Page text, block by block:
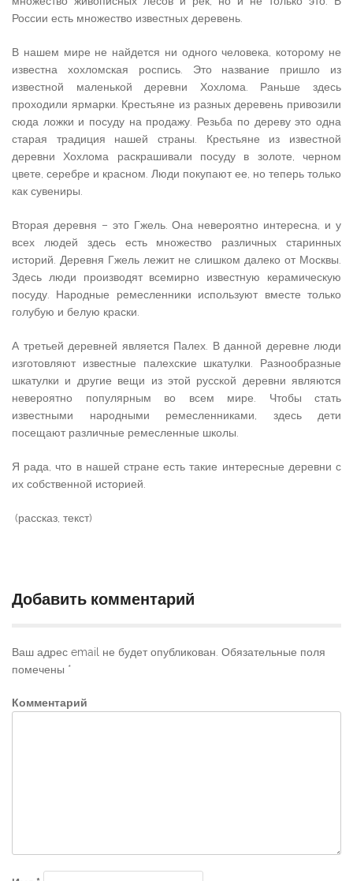
России есть множество известных деревень.
В нашем мире не найдется ни одного человека, которому не
известна хохломская роспись. Это название пришло из
известной маленькой деревни Хохлома. Раньше здесь
проходили ярмарки. Крестьяне из разных деревень привозили
сюда ложки и посуду на продажу. Резьба по дереву это одна
старая традиция нашей страны. Крестьяне из известной
деревни Хохлома раскрашивали посуду в золоте, черном
цвете, серебре и красном. Люди покупают ее, но теперь только
как сувениры.
Вторая деревня – это Гжель. Она невероятно интересна, и у
всех людей здесь есть множество различных старинных
историй. Деревня Гжель лежит не слишком далеко от Москвы.
Здесь люди производят всемирно известную керамическую
посуду. Народные ремесленники используют вместе только
голубую и белую краски.
А третьей деревней является Палех. В данной деревне люди
изготовляют известные палехские шкатулки. Разнообразные
шкатулки и другие вещи из этой русской деревни являются
невероятно популярным во всем мире. Чтобы стать
известными народными ремесленниками, здесь дети
посещают различные ремесленные школы.
Я рада, что в нашей стране есть такие интересные деревни с
их собственной историей.
(рассказ, текст)
Добавить комментарий
Ваш адрес email не будет опубликован. Обязательные поля
помечены *
Комментарий